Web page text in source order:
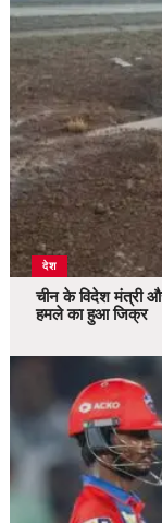
देश
चीन के विदेश मंत्री
हमले का हुआ जिक्र